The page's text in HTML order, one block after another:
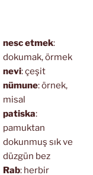
nesc etmek:
dokumak, örmek
nevi: çeşit
nümune: örnek,
misal
patiska:
pamuktan
dokunmuş sık ve
düzgün bez
Rab: herbir